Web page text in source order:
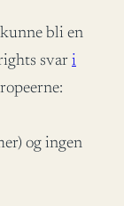
bli en
svar i
og ingen